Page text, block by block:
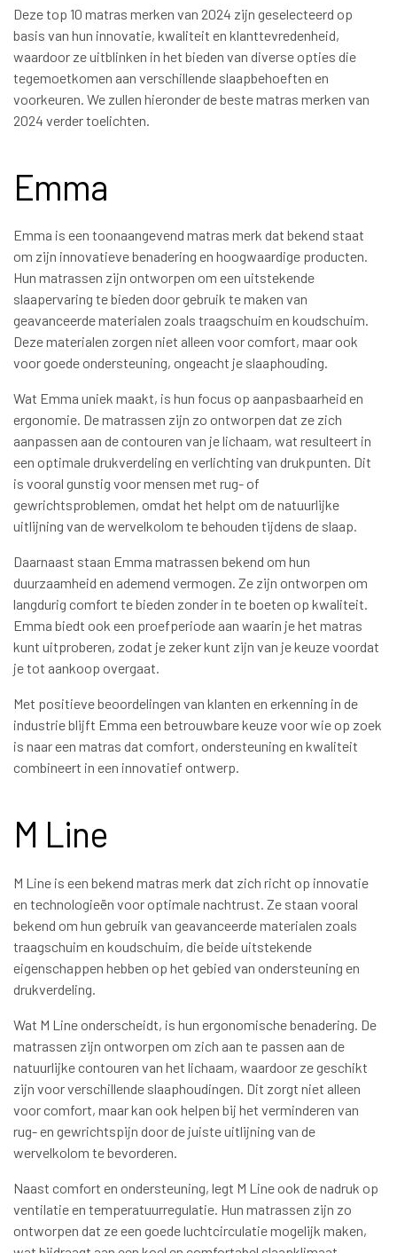
Deze top 10 matras merken van 2024 zijn geselecteerd op
basis van hun innovatie, kwaliteit en klanttevredenheid,
waardoor ze uitblinken in het bieden van diverse opties die
tegemoetkomen aan verschillende slaapbehoeften en
voorkeuren. We zullen hieronder de beste matras merken van
2024 verder toelichten.
Emma
Emma is een toonaangevend matras merk dat bekend staat
om zijn innovatieve benadering en hoogwaardige producten.
Hun matrassen zijn ontworpen om een uitstekende
slaapervaring te bieden door gebruik te maken van
geavanceerde materialen zoals traagschuim en koudschuim.
Deze materialen zorgen niet alleen voor comfort, maar ook
voor goede ondersteuning, ongeacht je slaaphouding.
Wat Emma uniek maakt, is hun focus op aanpasbaarheid en
ergonomie. De matrassen zijn zo ontworpen dat ze zich
aanpassen aan de contouren van je lichaam, wat resulteert in
een optimale drukverdeling en verlichting van drukpunten. Dit
is vooral gunstig voor mensen met rug- of
gewrichtsproblemen, omdat het helpt om de natuurlijke
uitlijning van de wervelkolom te behouden tijdens de slaap.
Daarnaast staan Emma matrassen bekend om hun
duurzaamheid en ademend vermogen. Ze zijn ontworpen om
langdurig comfort te bieden zonder in te boeten op kwaliteit.
Emma biedt ook een proefperiode aan waarin je het matras
kunt uitproberen, zodat je zeker kunt zijn van je keuze voordat
je tot aankoop overgaat.
Met positieve beoordelingen van klanten en erkenning in de
industrie blijft Emma een betrouwbare keuze voor wie op zoek
is naar een matras dat comfort, ondersteuning en kwaliteit
combineert in een innovatief ontwerp.
M Line
M Line is een bekend matras merk dat zich richt op innovatie
en technologieën voor optimale nachtrust. Ze staan vooral
bekend om hun gebruik van geavanceerde materialen zoals
traagschuim en koudschuim, die beide uitstekende
eigenschappen hebben op het gebied van ondersteuning en
drukverdeling.
Wat M Line onderscheidt, is hun ergonomische benadering. De
matrassen zijn ontworpen om zich aan te passen aan de
natuurlijke contouren van het lichaam, waardoor ze geschikt
zijn voor verschillende slaaphoudingen. Dit zorgt niet alleen
voor comfort, maar kan ook helpen bij het verminderen van
rug- en gewrichtspijn door de juiste uitlijning van de
wervelkolom te bevorderen.
Naast comfort en ondersteuning, legt M Line ook de nadruk op
ventilatie en temperatuurregulatie. Hun matrassen zijn zo
ontworpen dat ze een goede luchtcirculatie mogelijk maken,